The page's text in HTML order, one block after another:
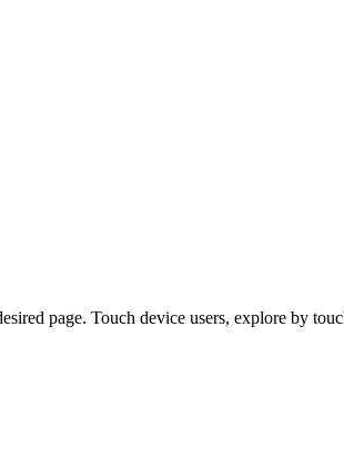
page. Touch device users, explore by